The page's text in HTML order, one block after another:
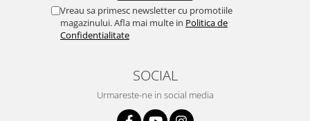
Vreau sa primesc newsletter cu promotiile
magazinului. Afla mai multe in Politica de
Confidentialitate
SOCIAL
Urmareste-ne in social media